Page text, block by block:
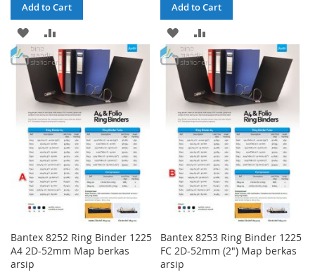
Add to Cart
ADD
TO
WISH
LIST
TO
COMPARE
Add to Cart
ADD
TO
WISH
LIST
TO
COMPARE
Bantex 8252 Ring Binder 1225
A4 2D-52mm Map berkas
arsip
Bantex 8253 Ring Binder 1225
FC 2D-52mm (2") Map berkas
arsip